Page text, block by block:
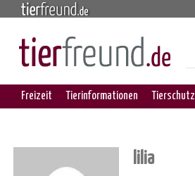
Freizeit Tierinformationen Tierschutz
lilia